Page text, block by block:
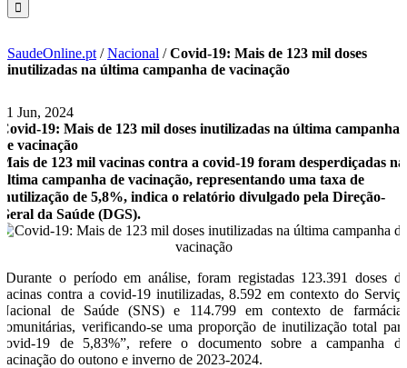
SaudeOnline.pt /Nacional /Covid-19: Mais de 123 mil doses
inutilizadas na última campanha de vacinação
21 Jun, 2024
Covid-19: Mais de 123 mil doses inutilizadas na última campanha
de vacinação
Mais de 123 mil vacinas contra a covid-19 foram desperdiçadas na
última campanha de vacinação, representando uma taxa de
inutilização de 5,8%, indica o relatório divulgado pela Direção-
Geral da Saúde (DGS).
“Durante o período em análise, foram registadas 123.391 doses de
vacinas contra a covid-19 inutilizadas, 8.592 em contexto do Serviço
Nacional de Saúde (SNS) e 114.799 em contexto de farmácias
comunitárias, verificando-se uma proporção de inutilização total para
covid-19 de 5,83%”, refere o documento sobre a campanha de
vacinação do outono e inverno de 2023-2024.